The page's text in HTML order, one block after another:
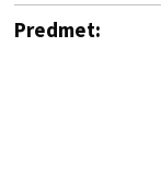
Predmet: